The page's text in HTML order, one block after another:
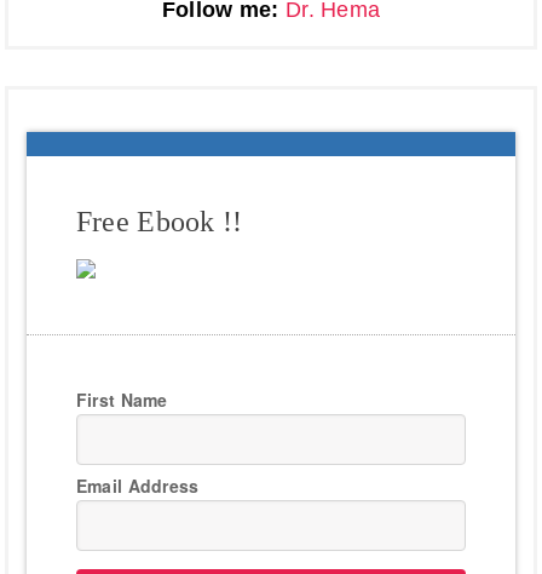
Follow me: Dr. Hema
Free Ebook !!
First Name
Email Address